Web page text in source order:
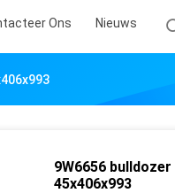
Ons Nieuws
9W6656
45x406x993